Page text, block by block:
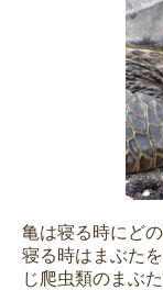
亀は寝る時にど
寝る時はまぶた
じ爬虫類のまぶ